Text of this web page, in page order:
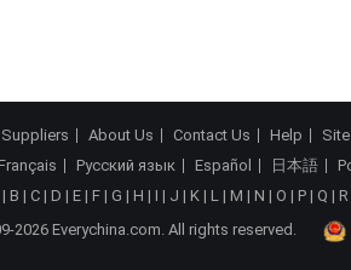
Suppliers About Us Contact Us Help
Русский язык Español 日本語
| B | C | D | E | F | G | H | I | J | K | L | M | N | O | P | Q | R
2026 Everychina.com. All rights reserved.